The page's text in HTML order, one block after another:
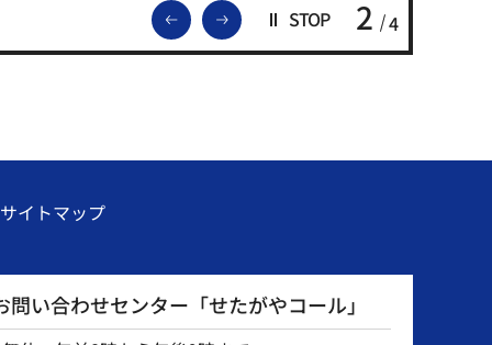
前のスライドを表示
次のスライドを表示
STOP 2 4
サイトマップ
問い合わせセンター「せたがやコール」